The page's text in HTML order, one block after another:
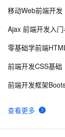
10探索现代前端
查看更多
移动Web前端开发
Ajax 前端开发入
零基础学前端
前端开发CSS基础
前端开发框架